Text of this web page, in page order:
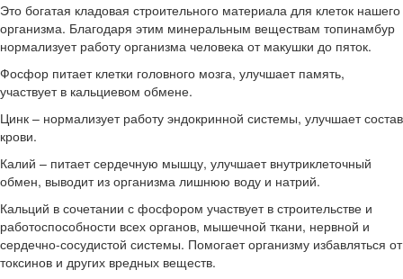
Это богатая кладовая строительного материала для клеток нашего
организма. Благодаря этим минеральным веществам топинамбур
нормализует работу организма человека от макушки до пяток.
Фосфор питает клетки головного мозга, улучшает память,
участвует в кальциевом обмене.
Цинк – нормализует работу эндокринной системы, улучшает состав
крови.
Калий – питает сердечную мышцу, улучшает внутриклеточный
обмен, выводит из организма лишнюю воду и натрий.
Кальций в сочетании с фосфором участвует в строительстве и
работоспособности всех органов, мышечной ткани, нервной и
сердечно-сосудистой системы. Помогает организму избавляться от
токсинов и других вредных веществ.